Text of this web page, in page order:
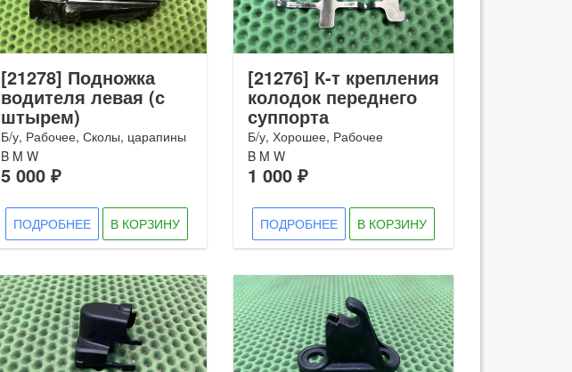
[21278] Подножка
водителя левая (с
штырем)
Б/у, Рабочее, Сколы, царапины
B M W
5 000 ₽
ПОДРОБНЕЕ В КОРЗИНУ
[21276] К-т крепления
колодок переднего
суппорта
Б/у, Хорошее, Рабочее
B M W
1 000 ₽
ПОДРОБНЕЕ В КОРЗИНУ